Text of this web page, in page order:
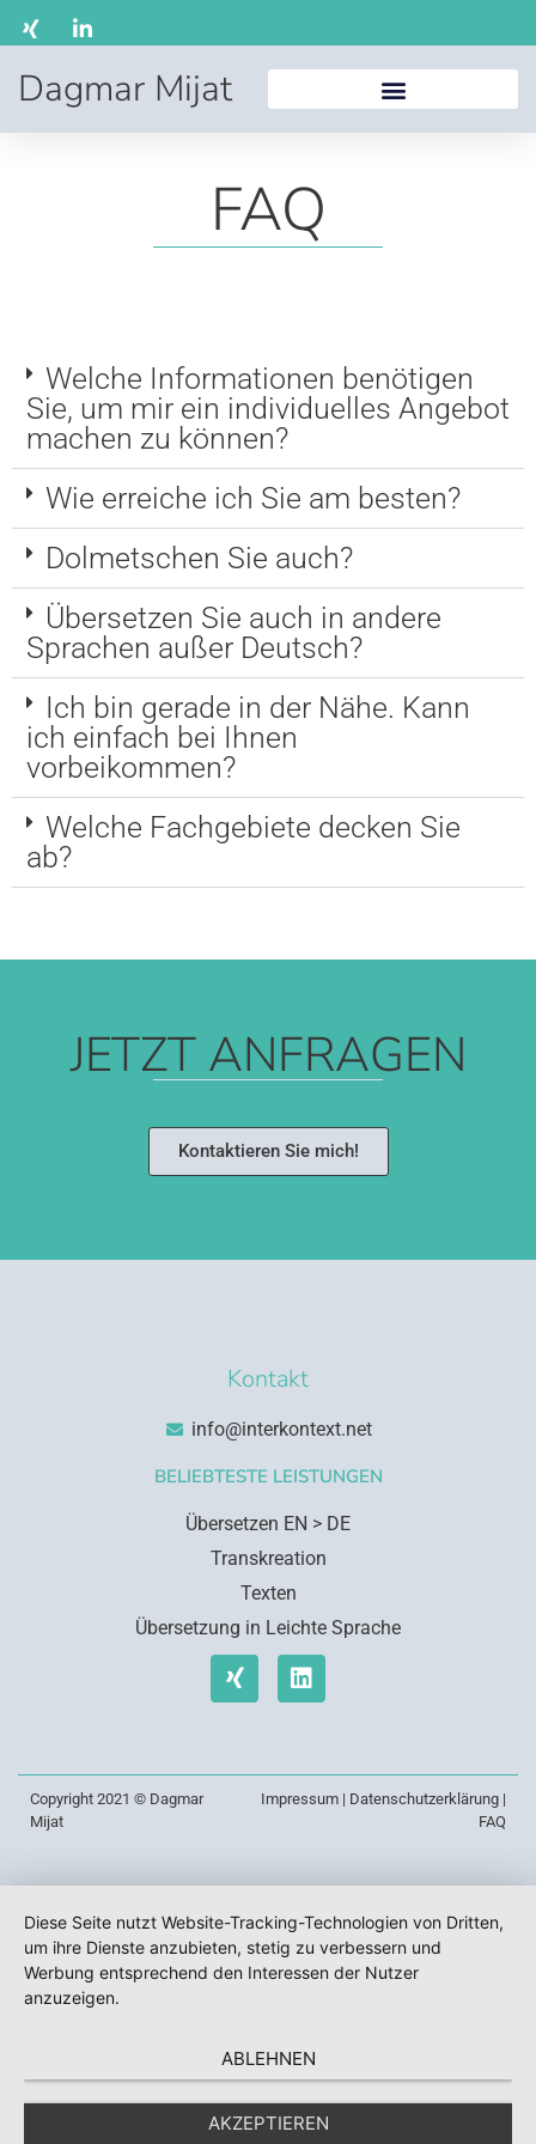
Dagmar Mijat
FAQ
Welche Informationen benötigen
Sie, um mir ein individuelles Angebot
machen zu können?
Wie erreiche ich Sie am besten?
Dolmetschen Sie auch?
Übersetzen Sie auch in andere
Sprachen außer Deutsch?
Ich bin gerade in der Nähe. Kann
ich einfach bei Ihnen
vorbeikommen?
Welche Fachgebiete decken Sie
ab?
JETZT ANFRAGEN
Kontaktieren Sie mich!
Kontakt
info@interkontext.net
BELIEBTESTE LEISTUNGEN
Übersetzen EN > DE
Transkreation
Texten
Übersetzung in Leichte Sprache
Copyright 2021 © Dagmar
Mijat
Impressum| Datenschutzerklärung|
FAQ
Diese Seite nutzt Website-Tracking-Technologien von Dritten,
um ihre Dienste anzubieten, stetig zu verbessern und
Werbung entsprechend den Interessen der Nutzer
anzuzeigen.
ABLEHNEN
AKZEPTIEREN